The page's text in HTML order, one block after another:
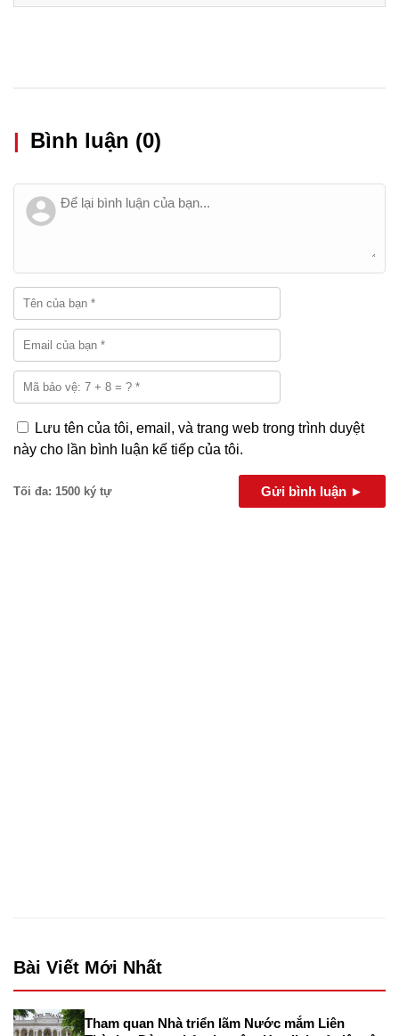
| Bình luận (0)
Lưu tên của tôi, email, và trang web trong trình duyệt
này cho lần bình luận kế tiếp của tôi.
Tối đa: 1500 ký tự Gửi bình luận ►
Bài Viết Mới Nhất
Tham quan Nhà triển lãm Nước mắm Liên